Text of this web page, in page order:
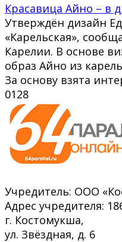
Красавица Айно – в
Утверждён дизайн
«Карельская»,
Карелии. В основе
образ Айно из
За основу взята
0128
Учредитель: ООО
Адрес учредителя:
г. Костомукша,
ул. Звёздная, д. 6